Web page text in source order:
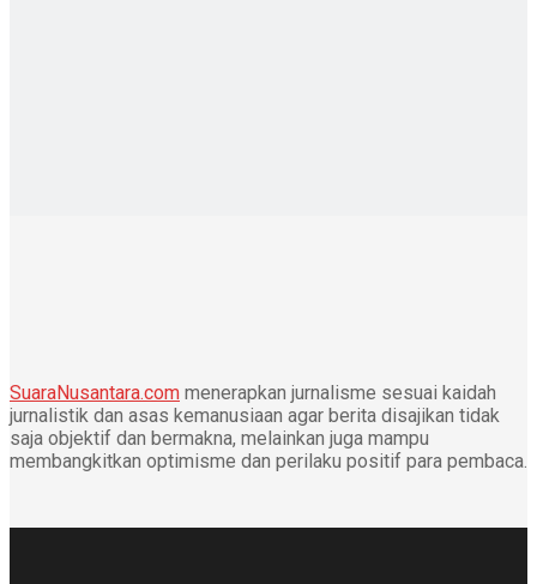
SuaraNusantara.com menerapkan jurnalisme sesuai kaidah
jurnalistik dan asas kemanusiaan agar berita disajikan tidak
saja objektif dan bermakna, melainkan juga mampu
membangkitkan optimisme dan perilaku positif para pembaca.